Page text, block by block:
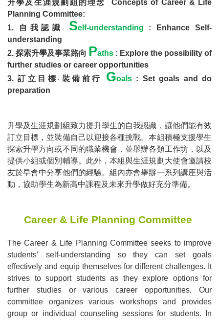
升學及生涯規劃組的理念
Concepts of Career & Life
Planning Committee:
1.
自我認識 Self-understanding : Enhance Self-
understanding
2.探索升學及事業路向 Paths : Explore the possibility of
further studies or career opportunities
3.訂立目標 ‧ 裝備前行 Goals : Set goals and do
preparation
升學及生涯規劃組致力提升學生的自我認識，讓他們能有效
訂立目標，並裝備自己以迎接各種挑戰。本組積極支援學生
探索升學方向或不同的職業機會，並舉辦各類工作坊，以及
提供小組或個別輔導。此外，本組與生涯規劃大使會邀請校
友於早會中分享他們的經驗。組內亦會舉辦一系列講座與活
動，協助學生為新高中課程及未來升學做好充分準備。
Career & Life Planning Committee
The Career & Life Planning Committee seeks to improve
students’ self-understanding so they can set goals
effectively and equip themselves for different challenges. It
strives to support students as they explore options for
further studies or various career opportunities. Our
committee organizes various workshops and provides
group or individual counseling sessions for students. In